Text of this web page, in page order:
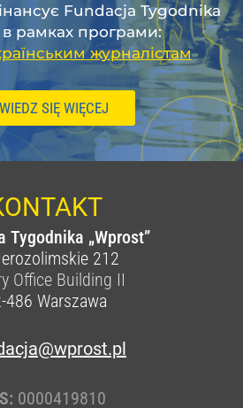
Fundacja Tygodnika
в рамках програми:
журналістам
SIĘ WIĘCEJ
Tygodnika „Wprost”
212
Office Building II
486 Warszawa
0000419810